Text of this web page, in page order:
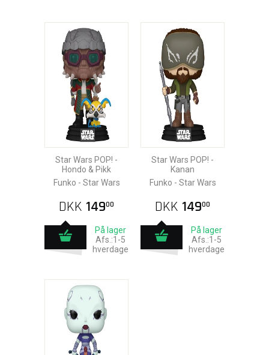
Star Wars POP! -
Hondo & Pikk
Funko - Star Wars
DKK 14900
På lager
Afs.:1-5
hverdage
Star Wars POP! -
Kanan
Funko - Star Wars
DKK 14900
På lager
Afs.:1-5
hverdage